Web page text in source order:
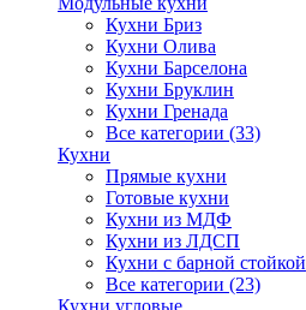
Кухни Бриз
Кухни Олива
Кухни Барселона
Кухни Бруклин
Кухни Гренада
Все категории (33)
Кухни
Прямые кухни
Готовые кухни
Кухни из МДФ
Кухни из ЛДСП
Кухни с барной стойкой
Все категории (23)
Кухни угловые